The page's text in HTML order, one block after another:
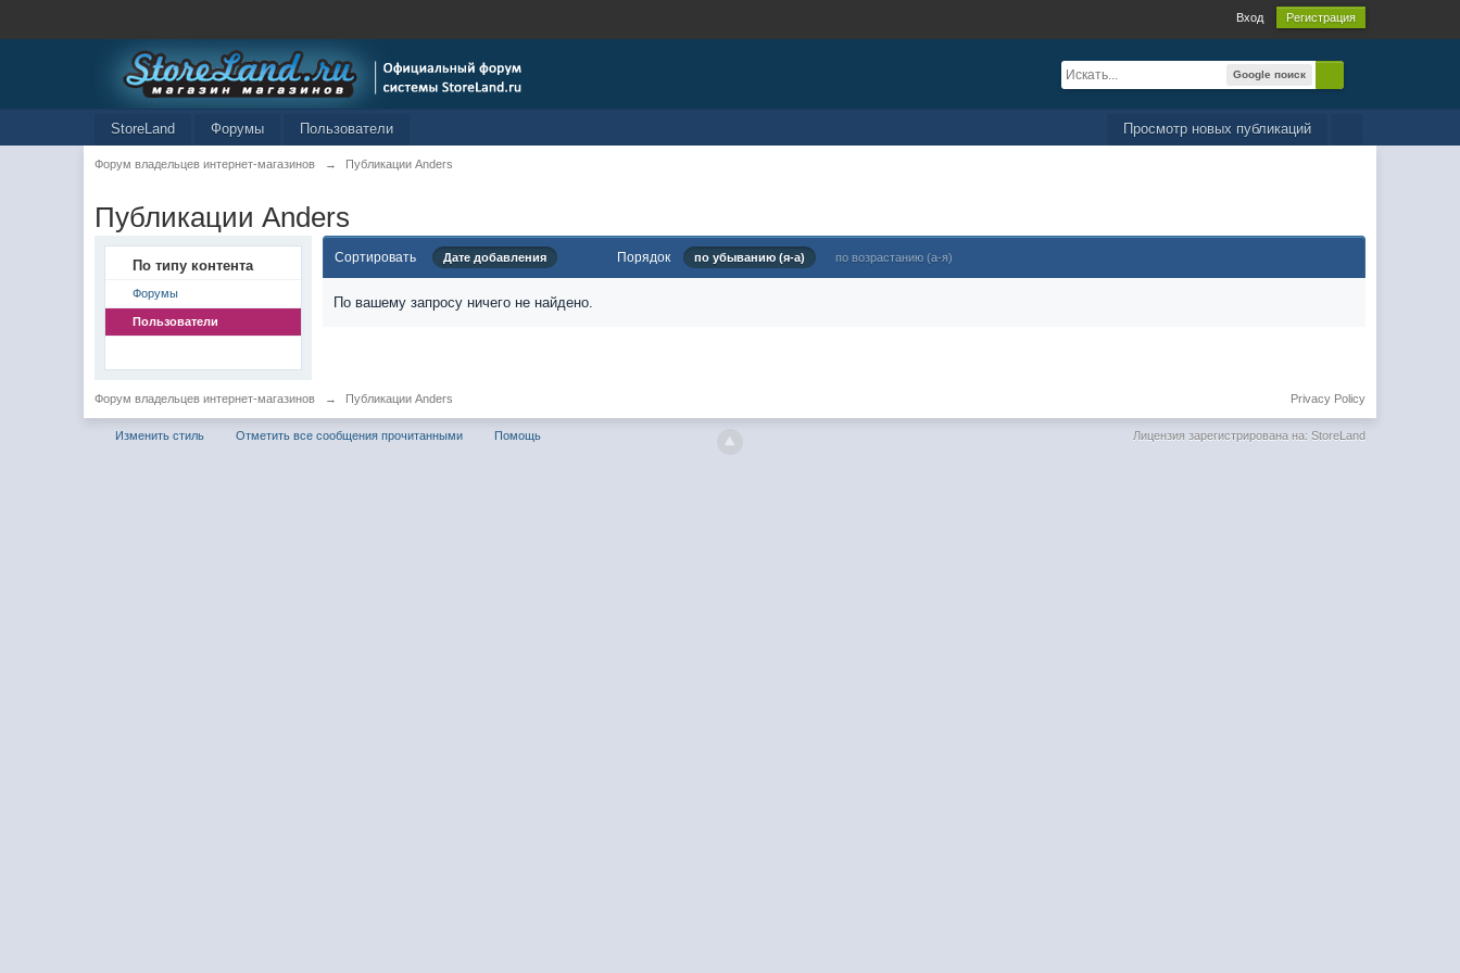
Вход Регистрация
Google поиск
Просмотр новых публикаций
StoreLand Форумы Пользователи
Форум владельцев интернет-магазинов → Публикации Anders
Публикации Anders
По типу контента
Форумы
Пользователи
Сортировать Дате добавления Порядок по убыванию (я-а) по возрастанию (а-я)
По вашему запросу ничего не найдено.
Форум владельцев интернет-магазинов → Публикации Anders Privacy Policy
Изменить стиль Отметить все сообщения прочитанными Помощь Лицензия зарегистрирована на: StoreLand